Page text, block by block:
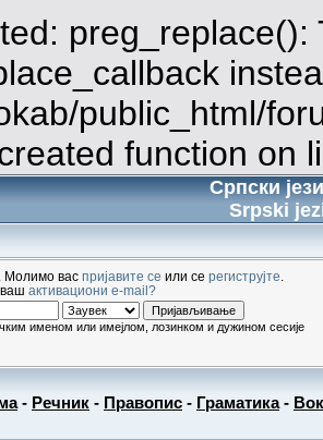
public_html/
function on
Српски
Srpski
. Молимо вас пријавите се или се региструјте
ваш активациони e-mail?
именом или имејлом, лозинком и дужином сесије
- Речник - Правопис - Граматика-